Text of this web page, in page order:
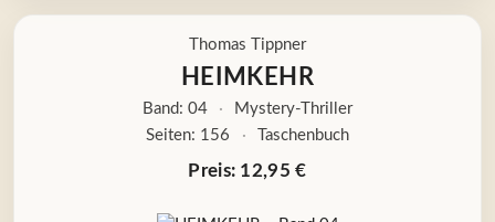
Thomas Tippner
HEIMKEHR
Band: 04 ·
Mystery-Thriller
Seiten: 156
· Taschenbuch
Preis: 12,95 €